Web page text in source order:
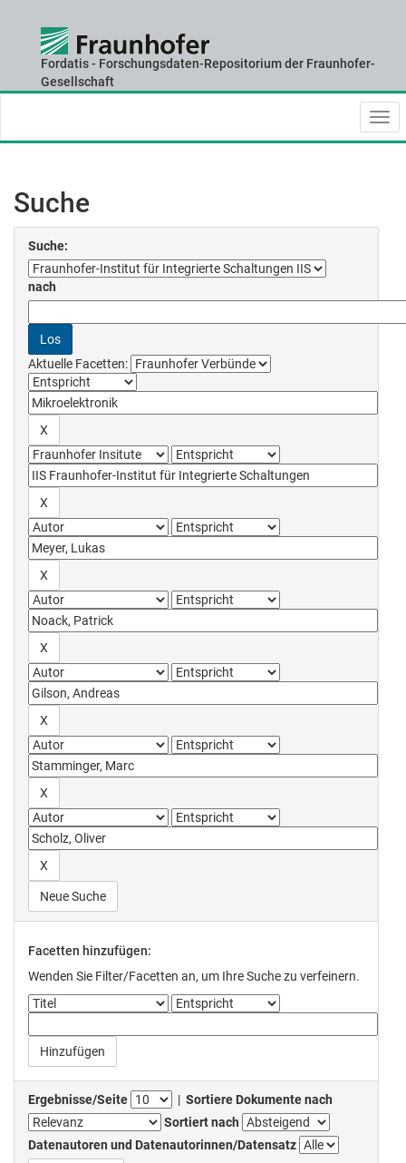
navigation
Fordatis - Forschungsdaten-Repositorium der Fraunhofer-
Gesellschaft
Suche
Suche:
nach
Aktuelle Facetten:
Neue Suche
Facetten hinzufügen:
Wenden Sie Filter/Facetten an, um Ihre Suche zu verfeinern.
Ergebnisse/Seite | Sortiere Dokumente nach
Sortiert nach
Datenautoren und Datenautorinnen/Datensatz